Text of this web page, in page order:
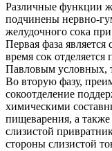
Различные функции
подчинены нервно-
желудочного сока
Первая фаза
время сок
Павловым условных,
Во вторую фазу,
сокоотделение
химическими
пищеварения, а
слизистой
стороны слизистой